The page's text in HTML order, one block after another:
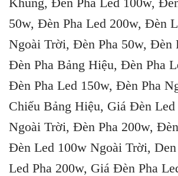
50w, Đèn Pha Led 200w, Đèn
Ngoài Trời, Đèn Pha 50w, Đèn
Đèn Pha Bảng Hiệu, Đèn Pha
Đèn Pha Led 150w, Đèn Pha
Chiếu Bảng Hiệu, Giá Đèn Led
Ngoài Trời, Đèn Pha 200w,
Đèn Led 100w Ngoài Trời,
Led Pha 200w, Giá Đèn Pha